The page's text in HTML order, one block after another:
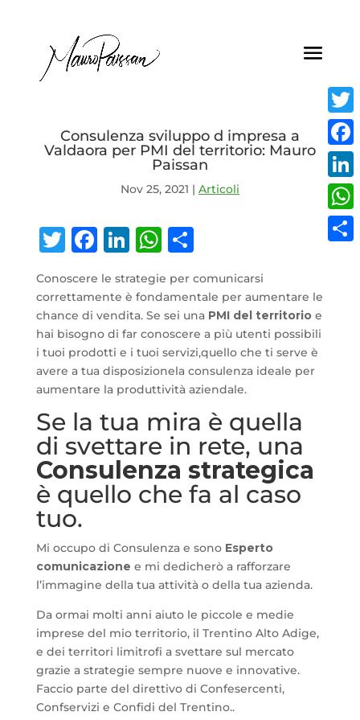
Consulenza sviluppo d impresa a
Valdaora per PMI del territorio: Mauro
Paissan
Nov 25, 2021 | Articoli
Twitter
Facebook
LinkedIn
WhatsApp
Condividi
Conoscere le strategie per comunicarsi
correttamente è fondamentale per aumentare le
chance di vendita. Se sei una PMI del territorioe
hai bisogno di far conoscere a più utenti possibili
i tuoi prodotti e i tuoi servizi,quello che ti serve è
avere a tua disposizionela consulenza ideale per
aumentare la produttività aziendale.
Se la tua mira è quella
di svettare in rete, una
Consulenza strategica
è quello che fa al caso
tuo.
Mi occupo di Consulenza e sono Esperto
comunicazione e mi dedicherò a rafforzare
l’immagine della tua attività o della tua azienda.
Da ormai molti anni aiuto le piccole e medie
imprese del mio territorio, il Trentino Alto Adige,
e dei territori limitrofi a svettare sul mercato
grazie a strategie sempre nuove e innovative.
Faccio parte del direttivo di Confesercenti,
Confservizi e Confidi del Trentino..